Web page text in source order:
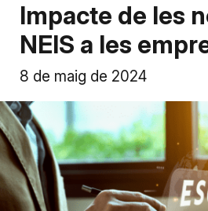
Impacte de les
NEIS a les
8 de maig de 2024